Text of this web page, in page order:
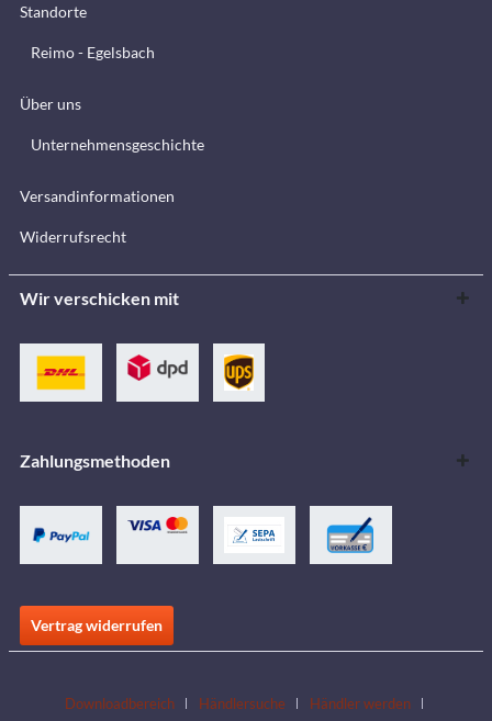
Standorte
Reimo - Egelsbach
Über uns
Unternehmensgeschichte
Versandinformationen
Widerrufsrecht
Wir verschicken mit
Zahlungsmethoden
Vertrag widerrufen
Downloadbereich Händlersuche Händler werden